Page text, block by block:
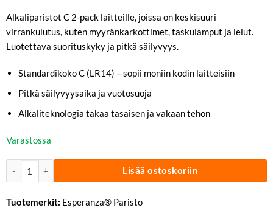
Alkaliparistot C 2-pack laitteille, joissa on keskisuuri
virrankulutus, kuten myyränkarkottimet, taskulamput ja lelut.
Luotettava suorituskyky ja pitkä säilyvyys.
Standardikoko C (LR14) – sopii moniin kodin laitteisiin
Pitkä säilyvyysaika ja vuotosuoja
Alkaliteknologia takaa tasaisen ja vakaan tehon
Varastossa
C-paristo 4-pack määrä Lisää ostoskoriin
Tuotemerkit: Esperanza® Paristo